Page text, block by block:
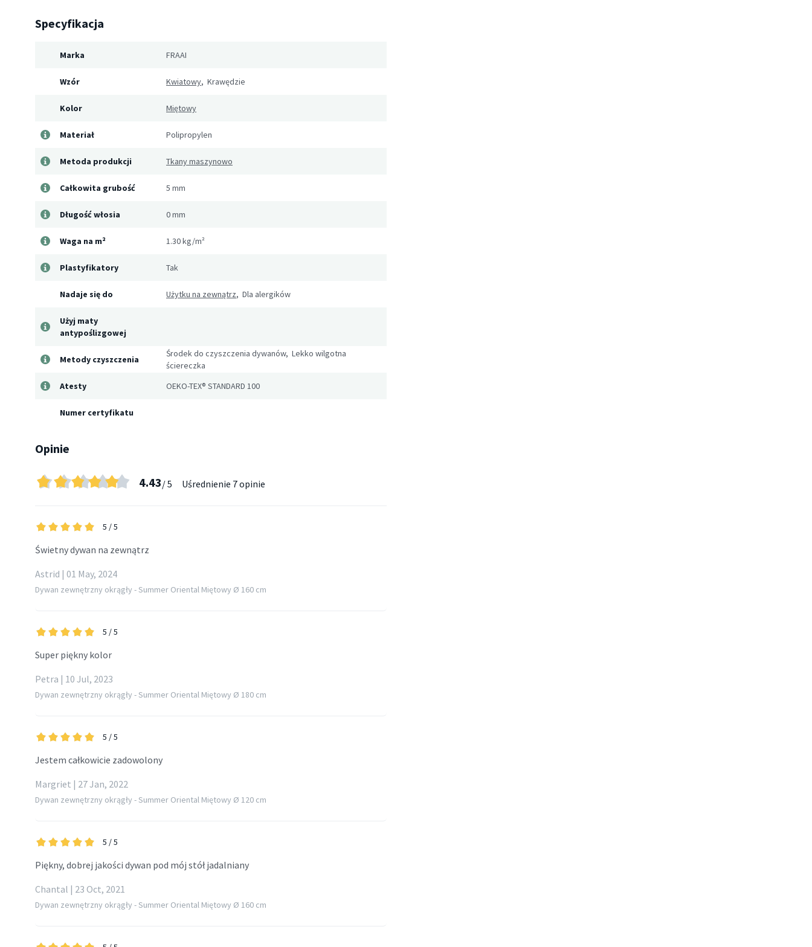
Specyfikacja
Marka FRAAI
Wzór Kwiatowy, Krawędzie
Kolor Miętowy
Materiał Polipropylen
Metoda produkcji Tkany maszynowo
Całkowita grubość 5 mm
Długość włosia 0 mm
Waga na m² 1.30 kg/m²
Plastyfikatory Tak
Nadaje się do Użytku na zewnątrz, Dla alergików
Użyj maty
antypoślizgowej
Metody czyszczenia
Środek do czyszczenia dywanów, Lekko wilgotna
ściereczka
Atesty
OEKO-TEX® STANDARD 100
Numer certyfikatu
Opinie
4.43/ 5 Uśrednienie 7 opinie
5 / 5
Świetny dywan na zewnątrz
Astrid | 01 May, 2024
Dywan zewnętrzny okrągły - Summer Oriental Miętowy Ø 160 cm
5 / 5
Super piękny kolor
Petra | 10 Jul, 2023
Dywan zewnętrzny okrągły - Summer Oriental Miętowy Ø 180 cm
5 / 5
Jestem całkowicie zadowolony
Margriet | 27 Jan, 2022
Dywan zewnętrzny okrągły - Summer Oriental Miętowy Ø 120 cm
5 / 5
Piękny, dobrej jakości dywan pod mój stół jadalniany
Chantal | 23 Oct, 2021
Dywan zewnętrzny okrągły - Summer Oriental Miętowy Ø 160 cm